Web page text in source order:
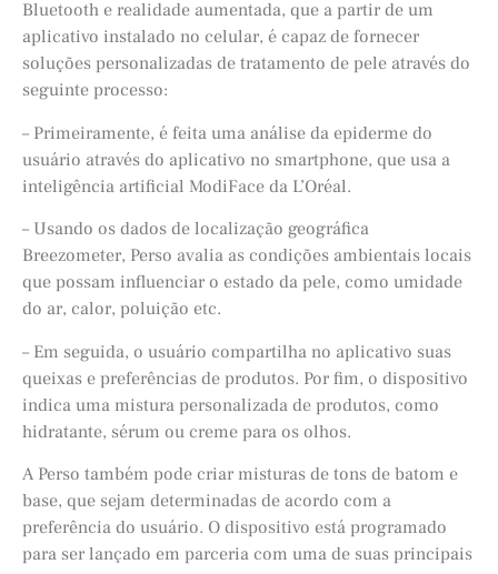
Bluetooth e realidade aumentada, que a partir de um
aplicativo instalado no celular, é capaz de fornecer
soluções personalizadas de tratamento de pele através do
seguinte processo:
– Primeiramente, é feita uma análise da epiderme do
usuário através do aplicativo no smartphone, que usa a
inteligência artificial ModiFace da L’Oréal.
– Usando os dados de localização geográfica
Breezometer, Perso avalia as condições ambientais locais
que possam influenciar o estado da pele, como umidade
do ar, calor, poluição etc.
– Em seguida, o usuário compartilha no aplicativo suas
queixas e preferências de produtos. Por fim, o dispositivo
indica uma mistura personalizada de produtos, como
hidratante, sérum ou creme para os olhos.
A Perso também pode criar misturas de tons de batom e
base, que sejam determinadas de acordo com a
preferência do usuário. O dispositivo está programado
para ser lançado em parceria com uma de suas principais